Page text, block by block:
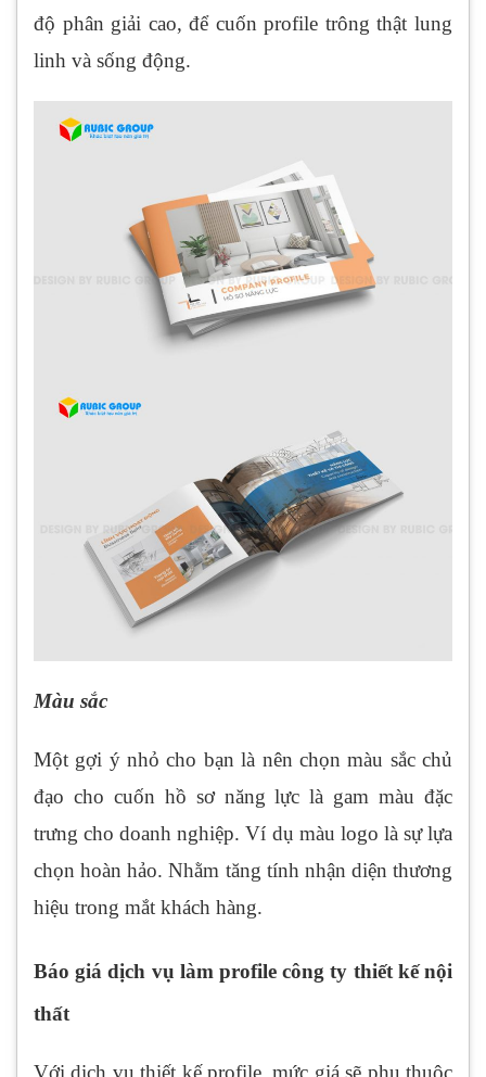
độ phân giải cao, để cuốn profile trông thật lung
linh và sống động.
Màu sắc
Một gợi ý nhỏ cho bạn là nên chọn màu sắc chủ
đạo cho cuốn hồ sơ năng lực là gam màu đặc
trưng cho doanh nghiệp. Ví dụ màu logo là sự lựa
chọn hoàn hảo. Nhằm tăng tính nhận diện thương
hiệu trong mắt khách hàng.
Báo giá dịch vụ làm profile công ty thiết kế nội
thất
Với dịch vụ thiết kế profile, mức giá sẽ phụ thuộc